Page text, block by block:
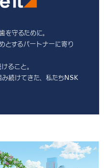
を守るために。
とするパートナーに寄り
ること。
続けてきた、私たちNSK